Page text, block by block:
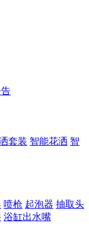
套装 智能花洒 智
喷枪 起泡器 抽取头
浴缸出水嘴